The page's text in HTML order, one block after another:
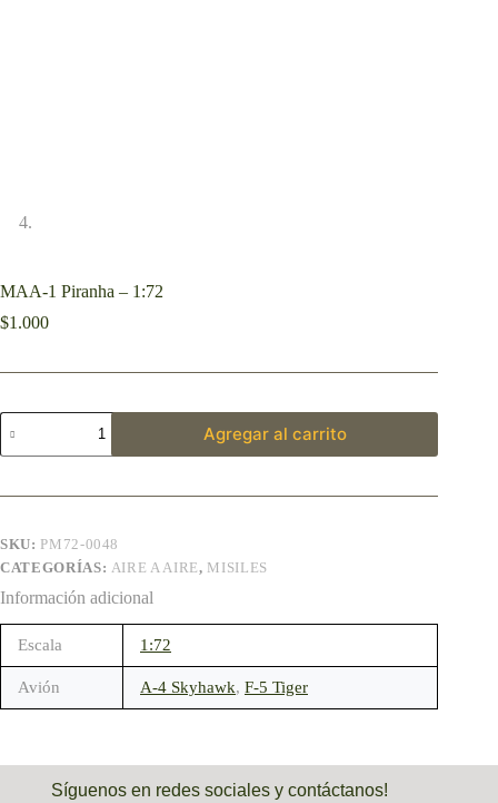
MAA-1 Piranha – 1:72
$1.000
Agregar al carrito
SKU: PM72-0048
CATEGORÍAS: AIRE A AIRE, MISILES
Información adicional
Escala 1:72
Avión A-4 Skyhawk, F-5 Tiger
Síguenos en redes sociales y contáctanos!